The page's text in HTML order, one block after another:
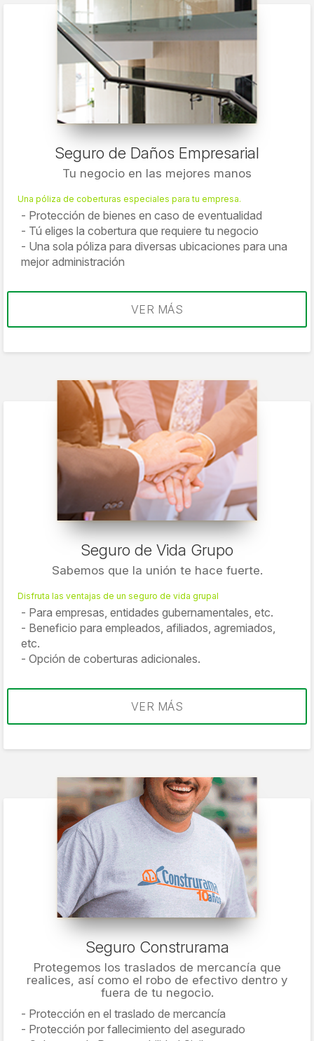
Seguro de Daños Empresarial
Tu negocio en las mejores manos
Una póliza de coberturas especiales para tu empresa.
Protección de bienes en caso de eventualidad
Tú eliges la cobertura que requiere tu negocio
Una sola póliza para diversas ubicaciones para una
mejor administración
VER MÁS
Seguro de Vida Grupo
Sabemos que la unión te hace fuerte.
Disfruta las ventajas de un seguro de vida grupal
Para empresas, entidades gubernamentales, etc.
Beneficio para empleados, afiliados, agremiados,
etc.
Opción de coberturas adicionales.
VER MÁS
Seguro Construrama
Protegemos los traslados de mercancía que
realices, así como el robo de efectivo dentro y
fuera de tu negocio.
Protección en el traslado de mercancía
Protección por fallecimiento del asegurado